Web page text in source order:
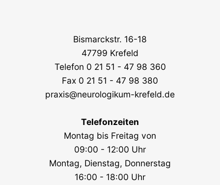
Bismarckstr. 16-18
47799 Krefeld
Telefon 0 21 51 - 47 98 360
Fax 0 21 51 - 47 98 380
praxis@neurologikum-krefeld.de
Telefonzeiten
Montag bis Freitag von
09:00 - 12:00 Uhr
Montag, Dienstag, Donnerstag
16:00 - 18:00 Uhr